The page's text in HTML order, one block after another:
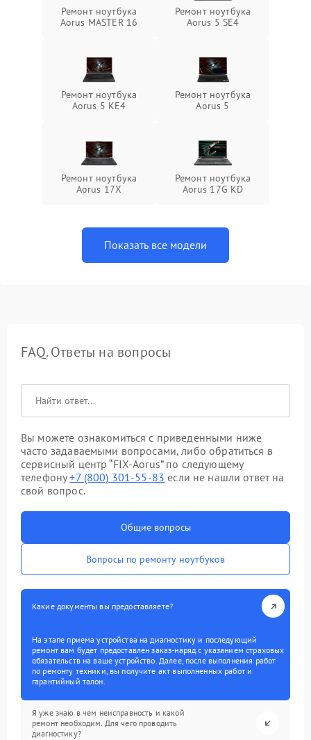
Ремонт ноутбука
Aorus MASTER 16
Ремонт ноутбука
Aorus 5 SE4
Ремонт ноутбука
Aorus 5 KE4
Ремонт ноутбука
Aorus 5
Ремонт ноутбука
Aorus 17X
Ремонт ноутбука
Aorus 17G KD
Показать все модели
FAQ. Ответы на вопросы
Вы можете ознакомиться с приведенными ниже
часто задаваемыми вопросами, либо обратиться в
сервисный центр “FIX-Aorus” по следующему
телефону+7 (800) 301-55-83 если не нашли ответ на
свой вопрос.
Общие вопросы
Вопросы по ремонту ноутбуков
Какие документы вы предоставляете?
На этапе приема устройства на диагностику и последующий
ремонт вам будет предоставлен заказ-наряд с указанием страховых
обязательств на ваше устройство. Далее, после выполнения работ
по ремонту техники, вы получите акт выполненных работ и
гарантийный талон.
Я уже знаю в чем неисправность и какой
ремонт необходим. Для чего проводить
диагностику?